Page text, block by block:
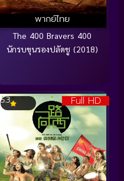
พากย์ไทย
The 400 Bravers 400
นักรบขุนรองปลัดชู (2018)
Full HD
5.3